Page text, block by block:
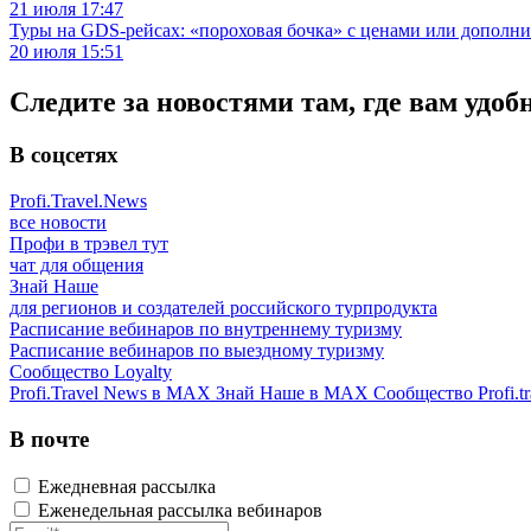
21 июля 17:47
Туры на GDS-рейсах: «пороховая бочка» с ценами или
20 июля 15:51
Следите за новостями там, где вам
В соцсетях
Profi.Travel.News
все новости
Профи в трэвел тут
чат для общения
Знай Наше
для регионов и создателей российского турпродукта
Расписание вебинаров по внутреннему туризму
Расписание вебинаров по выездному туризму
Сообщество Loyalty
Profi.Travel News в MAX Знай Наше в MAX Сообщество
В почте
Ежедневная рассылка
Еженедельная рассылка вебинаров